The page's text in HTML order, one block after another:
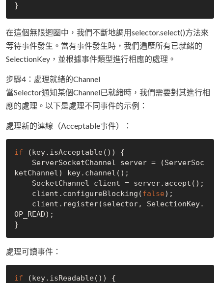
在這個無限迴圈中，我們不斷地調用selector.select()方法來
等待事件發生。當有事件發生時，我們遍歷所有已就緒的
SelectionKey，並根據事件類型進行相應的處理。
步驟4：處理就緒的Channel
當Selector通知某個Channel已就緒時，我們需要對其進行相
應的處理。以下是處理不同事件的示例：
處理新的連線（Acceptable事件）：
if (key.isAcceptable()) {
ketChannel) key.channel();
    client.configureBlocking(
false);
OP_READ);
處理可讀事件：
if (key.isReadable()) {